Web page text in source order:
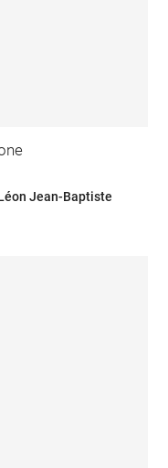
; SABATIER Léon Jean-Baptiste